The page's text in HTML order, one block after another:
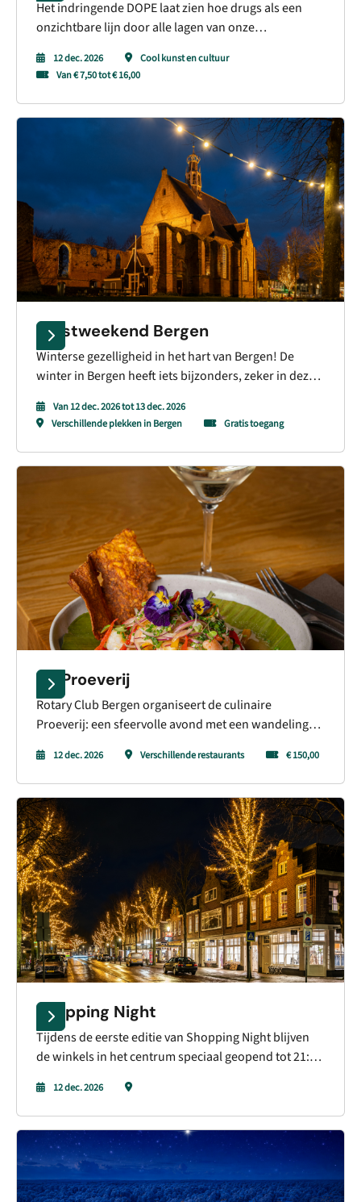
Het indringende DOPE laat zien hoe drugs als een
onzichtbare lijn door alle lagen van onze
12 dec. 2026
Cool kunst en cultuur
Van € 7,50 tot € 16,00
Kerstweekend Bergen
Winterse gezelligheid in het hart van Bergen! De
winter in Bergen heeft iets bijzonders, zeker in deze
12 en zondag 13 december verandert het centrum
van Bergen in een sfeervol kerstdecor vol lichtjes,
muziek, gezelligheid en bijzondere activiteiten.
Van 12 dec. 2026 tot 13 dec. 2026
Verschillende plekken in Bergen
Gratis toegang
De Proeverij
Rotary Club Bergen organiseert de culinaire
Proeverij: een sfeervolle avond met een wandeling
gastronomie en ontmoeting samenkomen. De avond
wordt feestelijk onderbroken in de Ruïnekerk met
een veiling voor het goede doel en afgesloten met
een gezamenlijk dessert.
12 dec. 2026 Verschillende restaurants € 150,00
Shopping Night
Tijdens de eerste editie van Shopping Night blijven
de winkels in het centrum speciaal geopend tot 21:00
geopend, maar in de avond is er nóg meer
gezelligheid en zijn er bijzondere acties die het
helemaal afmaken. Terwijl je door de sfeervol
verlichte winkelstraten wandelt, tref je een avond vol
muziek en verrassende momenten van lokale
ondernemers.
12 dec. 2026